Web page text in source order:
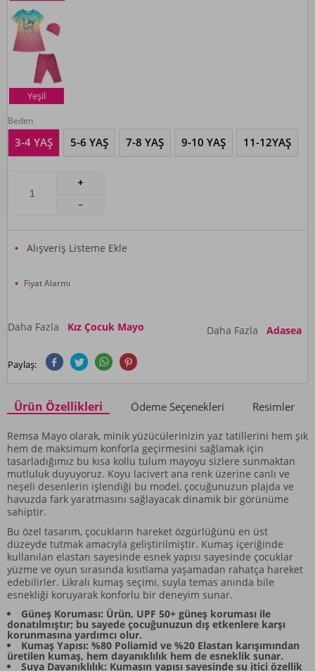
Yeşil
Beden
3-4 YAŞ 5-6 YAŞ 7-8 YAŞ 9-10 YAŞ 11-12YAŞ
Alışveriş Listeme Ekle
Fiyat Alarmı
Daha Fazla Kız Çocuk Mayo Daha Fazla Adasea
Paylaş:
Ürün Özellikleri Ödeme Seçenekleri Resimler
Remsa Mayo olarak, minik yüzücülerinizin yaz tatillerini hem şık
hem de maksimum konforla geçirmesini sağlamak için
tasarladığımız bu kısa kollu tulum mayoyu sizlere sunmaktan
mutluluk duyuyoruz. Koyu lacivert ana renk üzerine canlı ve
neşeli desenlerin işlendiği bu model, çocuğunuzun plajda ve
havuzda fark yaratmasını sağlayacak dinamik bir görünüme
sahiptir.
Bu özel tasarım, çocukların hareket özgürlüğünü en üst
düzeyde tutmak amacıyla geliştirilmiştir. Kumaş içeriğinde
kullanılan elastan sayesinde esnek yapısı sayesinde çocuklar
yüzme ve oyun sırasında kısıtlama yaşamadan rahatça hareket
edebilirler. Likralı kumaş seçimi, suyla temas anında bile
esnekliği koruyarak konforlu bir deneyim sunar.
Güneş Koruması: Ürün, UPF 50+ güneş koruması ile
donatılmıştır; bu sayede çocuğunuzun dış etkenlere karşı
korunmasına yardımcı olur.
Kumaş Yapısı: %80 Poliamid ve %20 Elastan karışımından
üretilen kumaş, hem dayanıklılık hem de esneklik sunar.
Suya Dayanıklılık: Kumaşın yapısı sayesinde su itici özellik